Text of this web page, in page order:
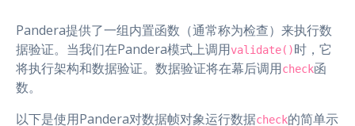
Pandera提供了一组内置函数（通常称为检查）来执行数
据验证。当我们在Pandera模式上调用validate()时，它
将执行架构和数据验证。数据验证将在幕后调用check函
数。
以下是使用Pandera对数据帧对象运行数据check的简单示